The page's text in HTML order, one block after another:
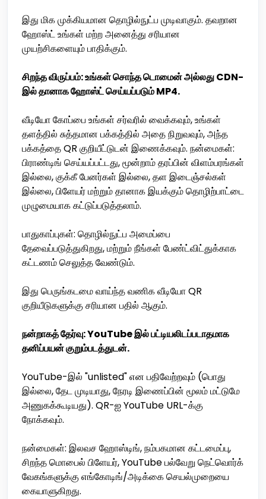
இது மிக முக்கியமான தொழில்நுட்ப முடிவாகும். தவறான
ஹோஸ்ட் உங்கள் மற்ற அனைத்து சரியான
முயற்சிகளையும் பாதிக்கும்.
சிறந்த விருப்பம்: உங்கள் சொந்த டொமைன் அல்லது CDN-
இல் தானாக ஹோஸ்ட் செய்யப்படும் MP4.
வீடியோ கோப்பை உங்கள் சர்வரில் வைக்கவும், உங்கள்
தளத்தில் சுத்தமான பக்கத்தில் அதை நிறுவவும், அந்த
பக்கத்தை QR குறியீட்டுடன் இணைக்கவும். நன்மைகள்:
பிராண்டிங் செய்யப்பட்டது, மூன்றாம் தரப்பின் விளம்பரங்கள்
இல்லை, குக்கீ பேனர்கள் இல்லை, தள இடைஞ்சல்கள்
இல்லை, பிளேயர் மற்றும் தானாக இயக்கும் தொழிற்பாட்டை
முழுமையாக கட்டுப்படுத்தலாம்.
பாதுகாப்புகள்: தொழில்நுட்ப அமைப்பை
தேவைப்படுத்துகிறது, மற்றும் நீங்கள் பேண்ட்விட்துக்காக
கட்டணம் செலுத்த வேண்டும்.
இது பெருங்கடமை வாய்ந்த வணிக வீடியோ QR
குறியீடுகளுக்கு சரியான பதில் ஆகும்.
நன்றாகத் தேர்வு: YouTube இல் பட்டியலிடப்படாதமாக
தனிப்பயன் குறும்படத்துடன்.
YouTube-இல் "unlisted" என பதிவேற்றவும் (பொது
இல்லை, தேட முடியாது, நேரடி இணைப்பின் மூலம் மட்டுமே
அணுகக்கூடியது). QR-ஐ YouTube URL-க்கு
நோக்கவும்.
நன்மைகள்: இலவச ஹோஸ்டிங், நம்பகமான கட்டமைப்பு,
சிறந்த மொபைல் பிளேயர், YouTube பல்வேறு நெட்வொர்க்
வேகங்களுக்கு எங்கோடிங்/அடிக்கை செயல்முறையை
கையாளுகிறது.